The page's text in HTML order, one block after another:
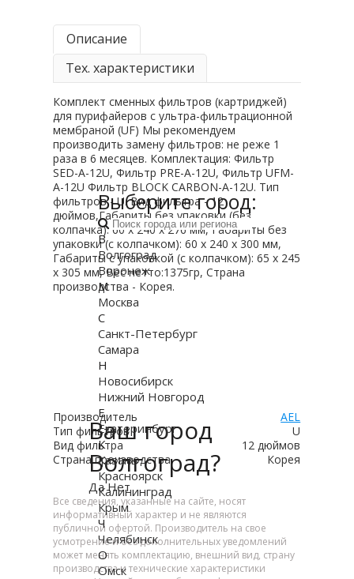
Описание
Тех. характеристики
Комплект сменных фильтров (картриджей)
для пурифайеров с ультра-фильтрационной
мембраной (UF) Мы рекомендуем
производить замену фильтров: не реже 1
раза в 6 месяцев. Комплектация: Фильтр
SED-A-12U, Фильтр PRE-A-12U, Фильтр UFM-
A-12U Фильтр BLOCK CARBON-A-12U. Тип
фильтров - U. Вид фильтра - 12
дюймов,Габариты без упаковки (без
колпачка): 60 x 240 x 276 мм, Габариты без
упаковки (с колпачком): 60 x 240 x 300 мм,
Габариты с упаковкой (с колпачком): 65 x 245
x 305 мм, Вес нетто:1375гр, Страна
производства - Корея.
Производитель
AEL
Тип фильтров
U
Вид фильтра
12 дюймов
Страна производства
Корея
Все сведения, указанные на сайте, носят
информативный характер и не являются
публичной офертой. Производитель на свое
усмотрение и без дополнительных уведомлений
может менять комплектацию, внешний вид, страну
производства и технические характеристики
Ваш город
Волгоград?
Да Нет
Выберите город:
В
Волгоград
Воронеж
М
Москва
С
Санкт-Петербург
Самара
Н
Новосибирск
Нижний Новгород
Е
Екатеринбург
К
Казань
Красноярск
Калининград
Крым
Ч
Челябинск
О
Омск